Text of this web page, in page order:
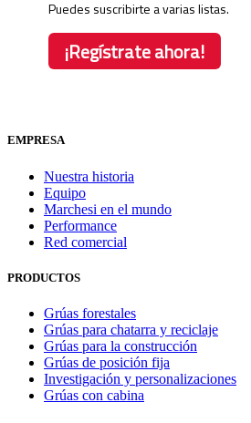
EMPRESA
Nuestra historia
Equipo
Marchesi en el mundo
Performance
Red comercial
PRODUCTOS
Grúas forestales
Grúas para chatarra y reciclaje
Grúas para la construcción
Grúas de posición fija
Investigación y personalizaciones
Grúas con cabina